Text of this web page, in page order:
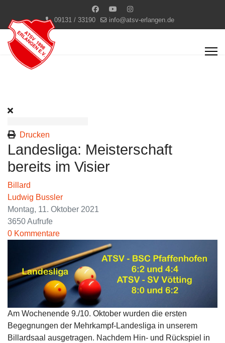
09131 / 33190 info@atsv-erlangen.de
Drucken
Landesliga: Meisterschaft
bereits im Visier
Billard
Ludwig Bussler
Montag, 11. Oktober 2021
3650 Aufrufe
0 Kommentare
Am Wochenende 9./10. Oktober wurden die ersten
Begegnungen der Mehrkampf-Landesliga in unserem
Billardsaal ausgetragen. Nachdem Hin- und Rückspiel in